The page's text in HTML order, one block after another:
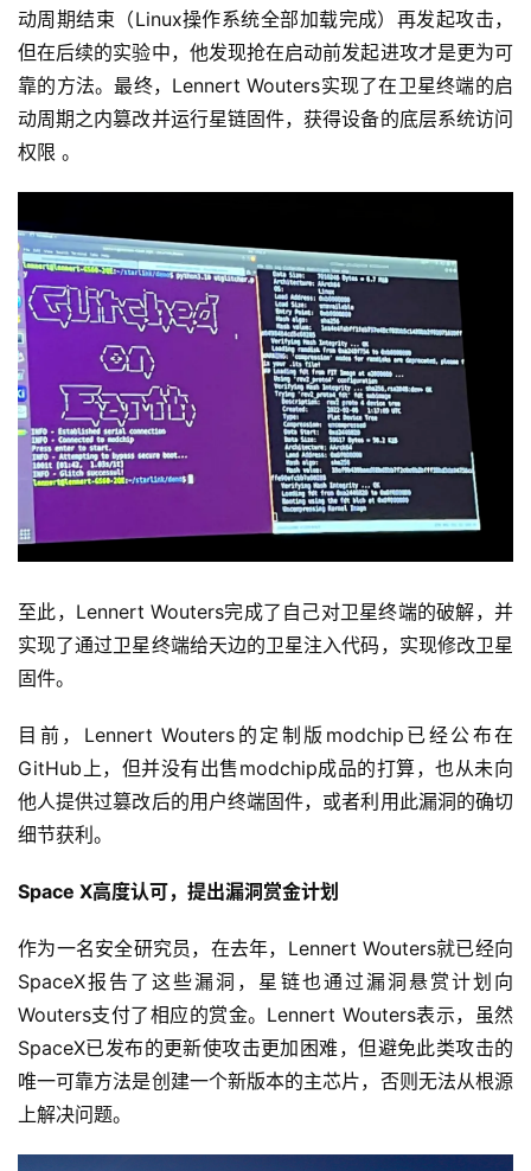
度
学
习
云
计
算
未
来
医
疗
智
能
驾
驶
智
城
市
多
内
容
登录 注册
动周期结束（Linux操作系统全部加载完成）再发起攻击，
但在后续的实验中，他发现抢在启动前发起进攻才是更为可
靠的方法。最终，Lennert Wouters实现了在卫星终端的启
动周期之内篡改并运行星链固件，获得设备的底层系统访问
权限 。
至此，Lennert Wouters完成了自己对卫星终端的破解，并
实现了通过卫星终端给天边的卫星注入代码，实现修改卫星
固件。
目前，Lennert Wouters的定制版modchip已经公布在
GitHub上，但并没有出售modchip成品的打算，也从未向
他人提供过篡改后的用户终端固件，或者利用此漏洞的确切
细节获利。
Space X高度认可，提出漏洞赏金计划
作为一名安全研究员，在去年，Lennert Wouters就已经向
SpaceX报告了这些漏洞，星链也通过漏洞悬赏计划向
Wouters支付了相应的赏金。Lennert Wouters表示，虽然
SpaceX已发布的更新使攻击更加困难，但避免此类攻击的
唯一可靠方法是创建一个新版本的主芯片，否则无法从根源
上解决问题。